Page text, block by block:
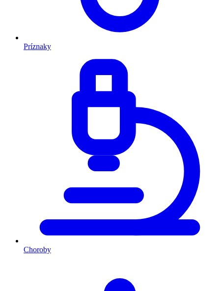
Príznaky
Choroby